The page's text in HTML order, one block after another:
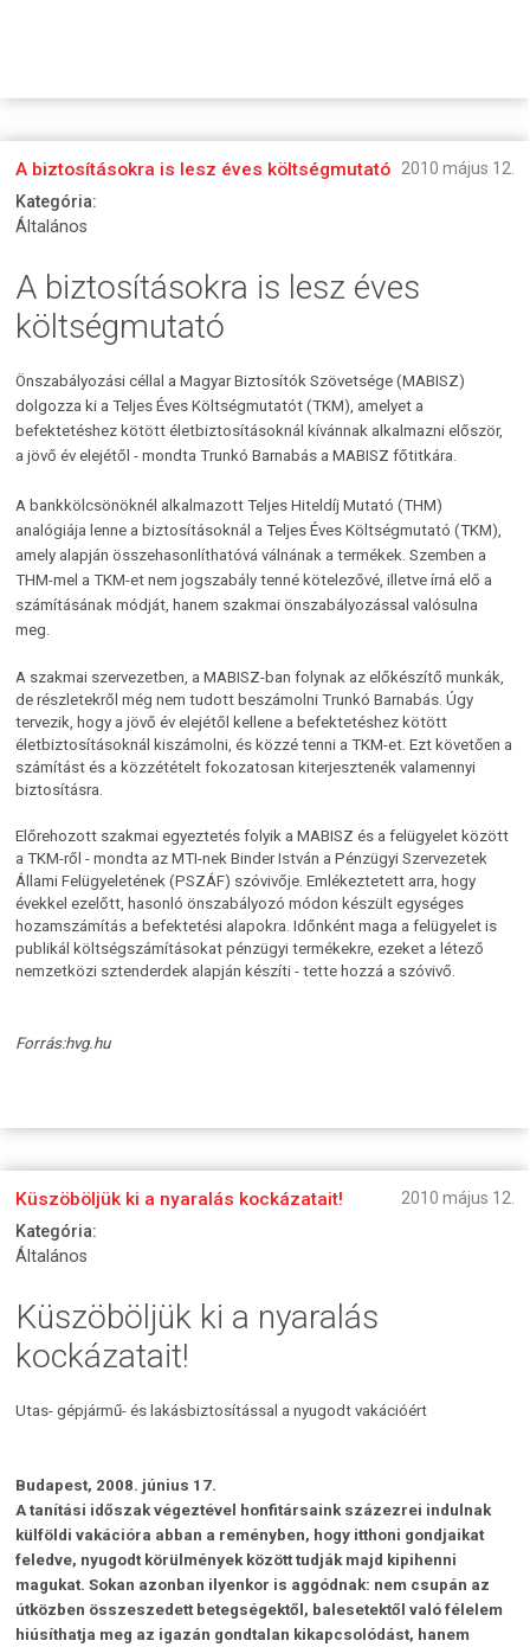
A biztosításokra is lesz éves költségmutató 2010 május 12.
Kategória:
Általános
A biztosításokra is lesz éves
költségmutató
Önszabályozási céllal a Magyar Biztosítók Szövetsége (MABISZ)
dolgozza ki a Teljes Éves Költségmutatót (TKM), amelyet a
befektetéshez kötött életbiztosításoknál kívánnak alkalmazni először,
a jövő év elejétől - mondta Trunkó Barnabás a MABISZ főtitkára.
A bankkölcsönöknél alkalmazott Teljes Hiteldíj Mutató (THM)
analógiája lenne a biztosításoknál a Teljes Éves Költségmutató (TKM),
amely alapján összehasonlíthatóvá válnának a termékek. Szemben a
THM-mel a TKM-et nem jogszabály tenné kötelezővé, illetve írná elő a
számításának módját, hanem szakmai önszabályozással valósulna
meg.
A szakmai szervezetben, a MABISZ-ban folynak az előkészítő munkák,
de részletekről még nem tudott beszámolni Trunkó Barnabás. Úgy
tervezik, hogy a jövő év elejétől kellene a befektetéshez kötött
életbiztosításoknál kiszámolni, és közzé tenni a TKM-et. Ezt követően a
számítást és a közzétételt fokozatosan kiterjesztenék valamennyi
biztosításra.
Előrehozott szakmai egyeztetés folyik a MABISZ és a felügyelet között
a TKM-ről - mondta az MTI-nek Binder István a Pénzügyi Szervezetek
Állami Felügyeletének (PSZÁF) szóvivője. Emlékeztetett arra, hogy
évekkel ezelőtt, hasonló önszabályozó módon készült egységes
hozamszámítás a befektetési alapokra. Időnként maga a felügyelet is
publikál költségszámításokat pénzügyi termékekre, ezeket a létező
nemzetközi sztenderdek alapján készíti - tette hozzá a szóvivő.
Forrás:hvg.hu
Küszöböljük ki a nyaralás kockázatait!
2010 május 12.
Kategória:
Általános
Küszöböljük ki a nyaralás
kockázatait!
Utas- gépjármű- és lakásbiztosítással a nyugodt vakációért
Budapest, 2008. június 17.
A tanítási időszak végeztével honfitársaink százezrei indulnak
külföldi vakációra abban a reményben, hogy itthoni gondjaikat
feledve, nyugodt körülmények között tudják majd kipihenni
magukat. Sokan azonban ilyenkor is aggódnak: nem csupán az
útközben összeszedett betegségektől, balesetektől való félelem
hiúsíthatja meg az igazán gondtalan kikapcsolódást, hanem